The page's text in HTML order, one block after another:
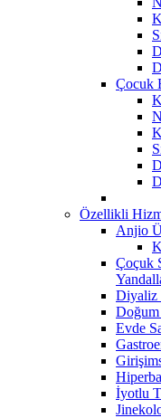
Çocuk
Özellikli
Anjio
Çoçuk
Diyaliz
Doğum
Evde
İyotlu